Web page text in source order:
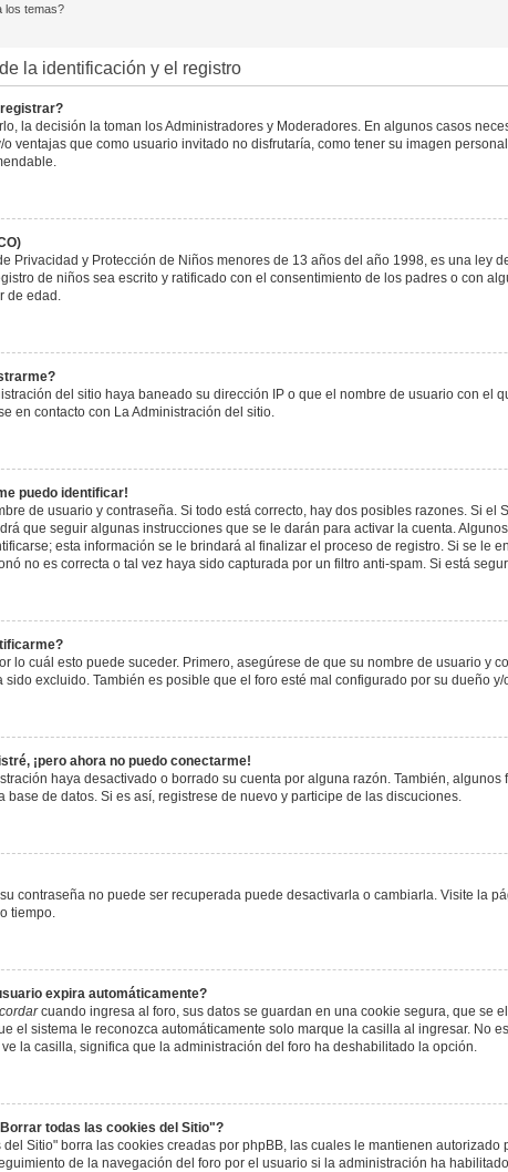
los temas?
la identificación y el registro
la decisión la toman los Administradores y Moderadores. En algunos casos
ventajas que como usuario invitado no disfrutaría, como tener su imagen
Privacidad y Protección de Niños menores de 13 años del año 1998, es una
de niños sea escrito y ratificado con el consentimiento de los padres o con
de edad.
del sitio haya baneado su dirección IP o que el nombre de usuario con
en contacto con La Administración del sitio.
puedo identificar!
de usuario y contraseña. Si todo está correcto, hay dos posibles razones. Si
que seguir algunas instrucciones que se le darán para activar la cuenta.
esta información se le brindará al finalizar el proceso de registro. Si se
no es correcta o tal vez haya sido capturada por un filtro anti-spam. Si está
lo cuál esto puede suceder. Primero, asegúrese de que su nombre de usuario
sido excluido. También es posible que el foro esté mal configurado por su dueño
¡pero ahora no puedo conectarme!
haya desactivado o borrado su cuenta por alguna razón. También,
base de datos. Si es así, registrese de nuevo y participe de las discuciones.
su contraseña no puede ser recuperada puede desactivarla o cambiarla. Visite la
tiempo.
expira automáticamente?
cuando ingresa al foro, sus datos se guardan en una cookie segura, que se
el sistema le reconozca automáticamente solo marque la casilla al ingresar. No
la casilla, significa que la administración del foro ha deshabilitado la opción.
todas las cookies del Sitio"?
Sitio" borra las cookies creadas por phpBB, las cuales le mantienen
de la navegación del foro por el usuario si la administración ha